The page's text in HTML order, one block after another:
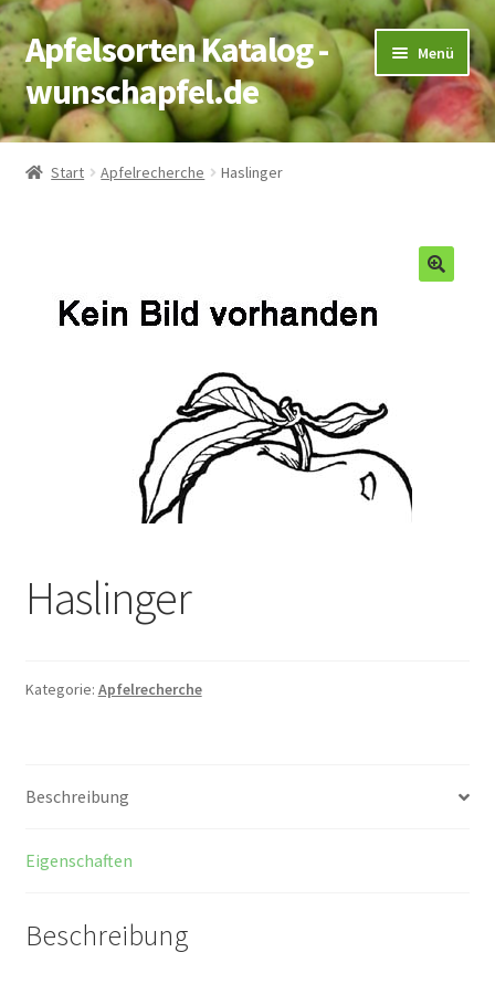
Zur
Navigation
springen
Zum
Inhalt
springen
Apfelsorten Katalog -
wunschapfel.de
Menü
Startseite
Start Apfelrecherche Haslinger
Haslinger
Kategorie: Apfelrecherche
Beschreibung
Eigenschaften
Beschreibung